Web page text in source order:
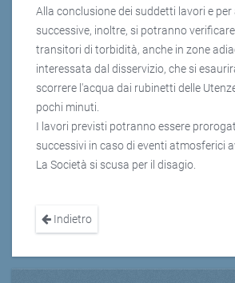
Alla conclusione dei suddetti lavori e per
successive, inoltre, si potranno
transitori di torbidità, anche in zone
interessata dal disservizio, che si
scorrere l'acqua dai rubinetti delle
pochi minuti.
I lavori previsti potranno essere
successivi in caso di eventi atmosferici
La Società si scusa per il disagio.
Indietro